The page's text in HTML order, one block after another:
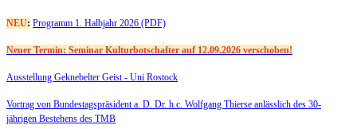
NEU: Programm 1. Halbjahr 2026 (PDF)
Neuer Termin: Seminar Kulturbotschafter auf 12.09.2026 verschoben!
Ausstellung Geknebelter Geist - Uni Rostock
Vortrag von Bundestagspräsident a. D. Dr. h.c. Wolfgang Thierse anlässlich des 30-
jährigen Bestehens des TMB